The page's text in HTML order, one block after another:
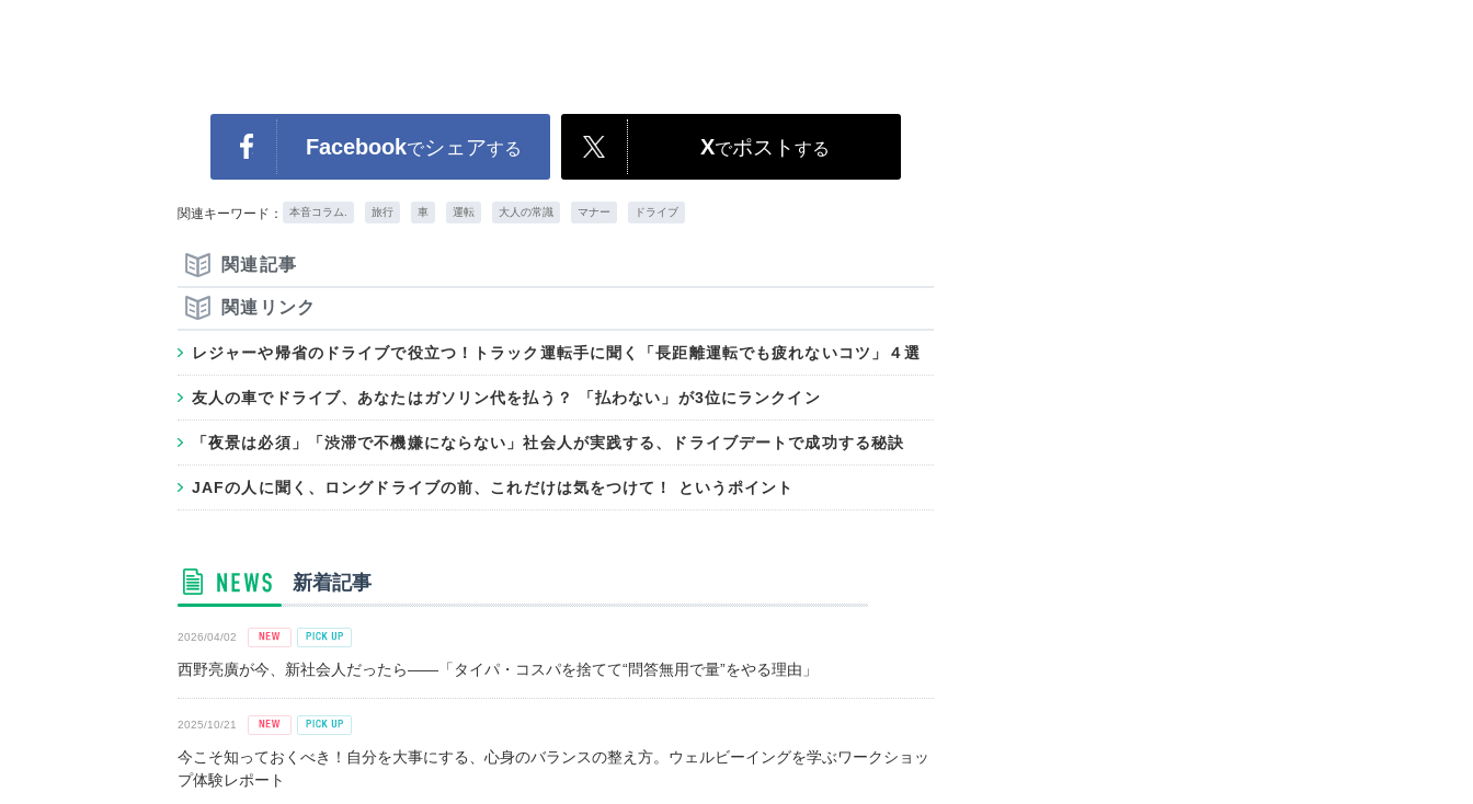
Facebookでシェアする Xでポスト する
関連キーワード： 本音コラム. 旅行 車 運転 大人の常識 マナー ドライブ
関連記事
関連リンク
レジャーや帰省のドライブで役立つ！トラック運転手に聞く「長距離運転でも疲れないコツ」４選
友人の車でドライブ、あなたはガソリン代を払う？ 「払わない」が3位にランクイン
「夜景は必須」「渋滞で不機嫌にならない」社会人が実践する、ドライブデートで成功する秘訣
JAFの人に聞く、ロングドライブの前、これだけは気をつけて！ というポイント
新着記事
2026/04/02
西野亮廣が今、新社会人だったら――「タイパ・コスパを捨てて“問答無用で量”をやる理由」
2025/10/21
今こそ知っておくべき！自分を大事にする、心身のバランスの整え方。ウェルビーイングを学ぶワークショッ
プ体験レポート